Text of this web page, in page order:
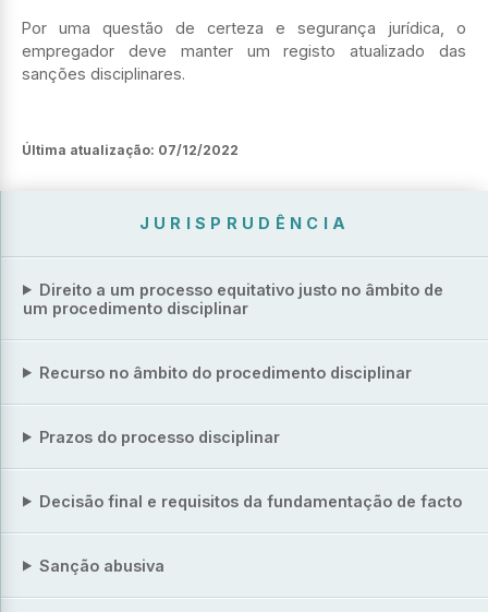
Por uma questão de certeza e segurança jurídica, o
empregador deve manter um registo atualizado das
sanções disciplinares.
Última atualização: 07/12/2022
JURISPRUDÊNCIA
Direito a um processo equitativo justo no âmbito de
um procedimento disciplinar
Recurso no âmbito do procedimento disciplinar
Prazos do processo disciplinar
Decisão final e requisitos da fundamentação de facto
Sanção abusiva